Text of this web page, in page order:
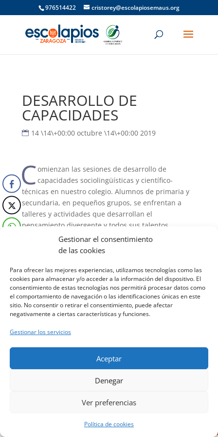
Gestionar el consentimiento
de las cookies
Para ofrecer las mejores experiencias, utilizamos tecnologías como las
cookies para almacenar y/o acceder a la información del dispositivo. El
consentimiento de estas tecnologías nos permitirá procesar datos como
el comportamiento de navegación o las identificaciones únicas en este
sitio. No consentir o retirar el consentimiento, puede afectar
negativamente a ciertas características y funciones.
Gestionar los servicios
Aceptar
Denegar
Ver preferencias
Política de cookies
976514422 cristorey@escolapiosemaus.org
DESARROLLO DE
CAPACIDADES
14 \14\+00:00 octubre \14\+00:00 2019
Comienzan las sesiones de desarrollo de
capacidades sociolingüísticas y científico-
técnicas en nuestro colegio. Alumnos de primaria y
secundaria, en pequeños grupos, se enfrentan a
talleres y actividades que desarrollan el
pensamiento divergente y todos sus talentos.
Aquí podéis verlos en un taller de cristalografía.
Diseñado por Escuelas Pías Provincia Emaús
Política de privacidad